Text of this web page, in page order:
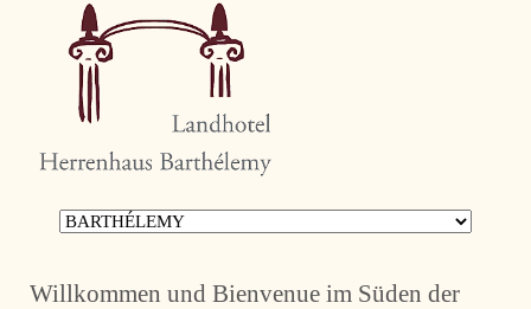
Navigation
Willkommen und Bienvenue im Süden der